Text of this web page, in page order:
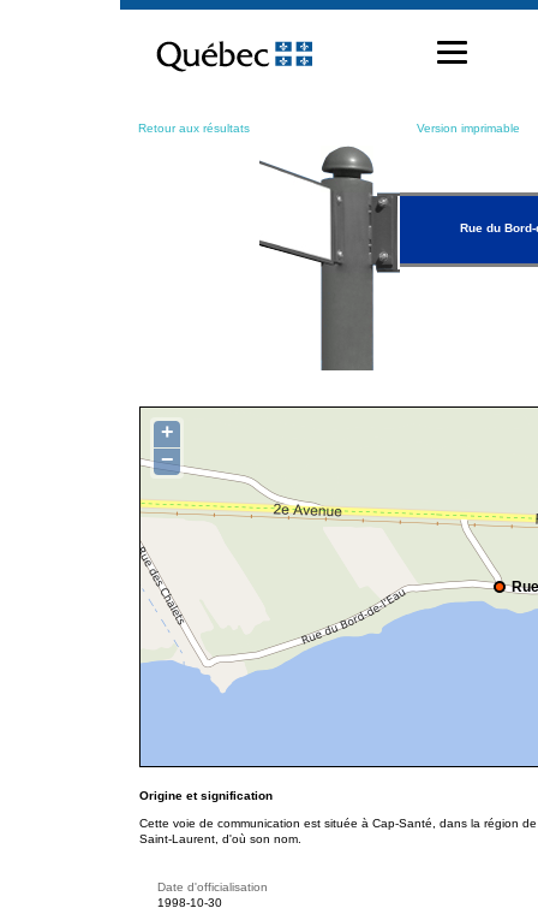
contenu
Retour aux résultats Version imprimable
Rue du
+
−
Origine et signification
Cette voie de communication est située à Cap-Santé, dans la région
Saint-Laurent, d'où son nom.
Date d'officialisation
1998-10-30